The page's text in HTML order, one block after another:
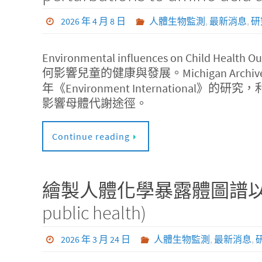
2026 年 4 月 8 日 人體生物監測 , 最新消息,
Environmental influences on Child Health
何影響兒童的健康與發展。Michigan
年《Environment International》的研究
影響母體代謝途徑。
Continue reading
繪製人體化學暴露體圖譜
public health)
2026 年 3 月 24 日 人體生物監測 , 最新消息,